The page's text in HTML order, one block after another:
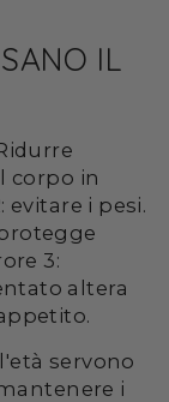
IL
corpo in
evitare i pesi.
3:
altera
servono
i